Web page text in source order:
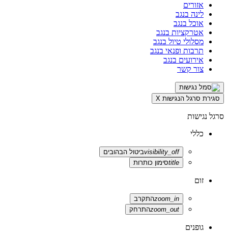
אזורים
לינה בנגב
אוכל בנגב
אטרקציות בנגב
מסלולי טיול בנגב
תרבות ופנאי בנגב
אירועים בנגב
צור קשר
סגירת סרגל הנגישות X
סרגל נגישות
כללי
visibility_offביטול הבהובים
titleסימון כותרות
זום
zoom_inהתקרב
zoom_outהתרחק
גופנים